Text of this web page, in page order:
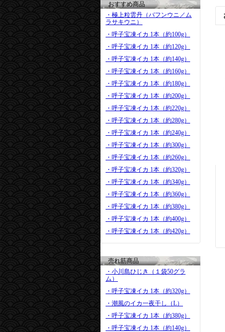
おすすめ商品
・極上粒雲丹（バフンウニ／ム
ラサキウニ）
・呼子宝凍イカ 1本（約100g）
・呼子宝凍イカ 1本（約120g）
・呼子宝凍イカ 1本（約140g）
・呼子宝凍イカ 1本（約160g）
・呼子宝凍イカ 1本（約180g）
・呼子宝凍イカ 1本（約200g）
・呼子宝凍イカ 1本（約220g）
・呼子宝凍イカ 1本（約280g）
・呼子宝凍イカ 1本（約240g）
・呼子宝凍イカ 1本（約300g）
・呼子宝凍イカ 1本（約260g）
・呼子宝凍イカ 1本（約320g）
・呼子宝凍イカ 1本（約340g）
・呼子宝凍イカ 1本（約360g）
・呼子宝凍イカ 1本（約380g）
・呼子宝凍イカ 1本（約400g）
・呼子宝凍イカ 1本（約420g）
売れ筋商品
・小川島ひじき（１袋50グラ
ム）
・呼子宝凍イカ 1本（約320g）
・潮風のイカ一夜干し（L）
・呼子宝凍イカ 1本（約380g）
・呼子宝凍イカ 1本（約140g）